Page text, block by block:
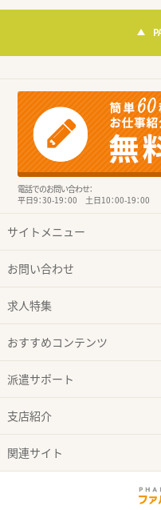
電話でのお問い合わせ：
平日9：30-19：00 土日10：00-19：00
サイトメニュー
お問い合わせ
求人特集
おすすめコンテンツ
派遣サポート
支店紹介
関連サイト